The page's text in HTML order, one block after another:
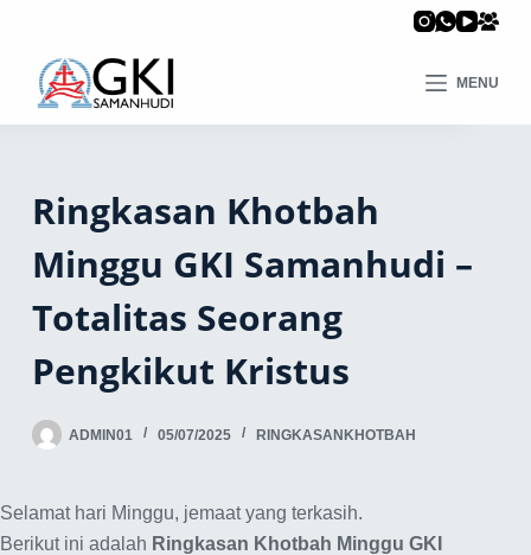
MENU
Ringkasan Khotbah
Minggu GKI Samanhudi –
Totalitas Seorang
Pengkikut Kristus
ADMIN01 05/07/2025 RINGKASANKHOTBAH
Selamat hari Minggu, jemaat yang terkasih.
Berikut ini adalah Ringkasan Khotbah Minggu GKI